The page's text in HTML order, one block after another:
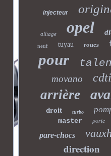
injecteur
alliage opel
neuf tuyau roues
pour
movano cdti
arrière
droit turbo
master porte
pare-chocs
direction